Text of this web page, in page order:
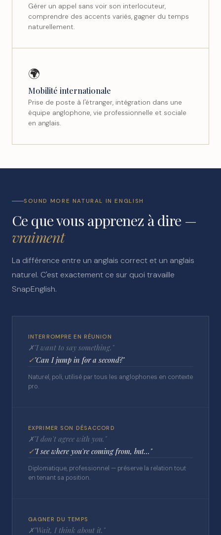
Gérer un appel sans voir son interlocuteur,
comprendre des accents variés, gagner du temps
naturellement.
🌍
Mobilité internationale
Prise de poste à l'étranger, intégration dans une
équipe anglophone, vie professionnelle et sociale
en anglais.
SOUND MORE NATURAL IN ENGLISH
Ce que vous apprenez à dire —
vraiment
La différence entre un anglais correct et un anglais
naturel. C'est exactement ce sur quoi travaille
SnapEnglish.
INTERROMPRE EN RÉUNION
✗"I want to say something."
✓"Can I jump in for a second?"
Naturel, poli, utilisé par tous les anglophones en contexte
pro.
EXPRIMER SON DÉSACCORD
✗"I don't agree with you."
✓"I see where you're coming from, but..."
Diplomatique, professionnel — préserve la relation tout
en tenant sa position.
GAGNER DU TEMPS
✗"Wait, I think about it."